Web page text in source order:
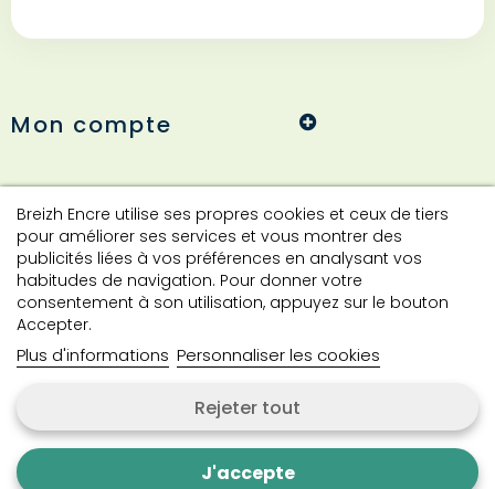
Breizh Encre utilise ses propres cookies et ceux de tiers
pour améliorer ses services et vous montrer des
publicités liées à vos préférences en analysant vos
habitudes de navigation. Pour donner votre
consentement à son utilisation, appuyez sur le bouton
Accepter.
Plus d'informations Personnaliser les cookies
Rejeter tout
J'accepte
Mon compte
Informations
Contact
Contactez-nous
Copyright © 2024 Breizh Encre. Tous droits réservés.